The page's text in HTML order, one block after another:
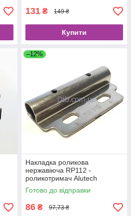
131 ₴ 149 ₴
Купити
–12%
Накладка роликова
нержавіюча RP112 -
роликотримач Alutech
Готово до відправки
86 ₴ 97,73 ₴